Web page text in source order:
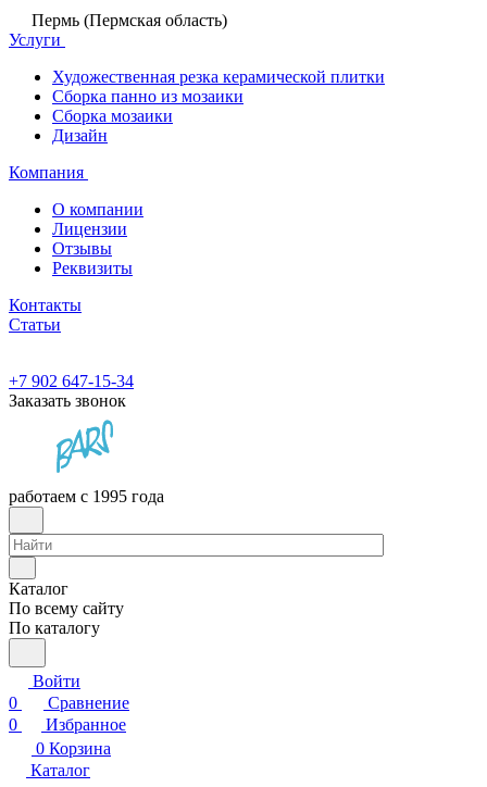
Пермь (Пермская область)
Услуги
Художественная резка керамической плитки
Сборка панно из мозаики
Сборка мозаики
Дизайн
Компания
О компании
Лицензии
Отзывы
Реквизиты
Контакты
Статьи
+7 902 647-15-34
Заказать звонок
работаем с 1995 года
Каталог
По всему сайту
По каталогу
Войти
0
Сравнение
0
Избранное
0 Корзина
Каталог